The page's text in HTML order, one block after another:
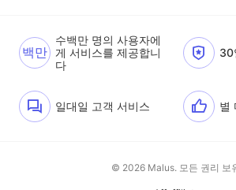
백만
수백만 명의 사용자에
게 서비스를 제공합니
다
30
일대일 고객 서비스 별
© 2026 Malus. 모든 권리 보